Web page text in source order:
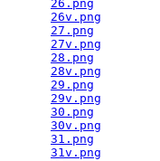
26.png
26v.png
27.png
27v.png
28.png
28v.png
29.png
29v.png
30.png
30v.png
31.png
31v.png